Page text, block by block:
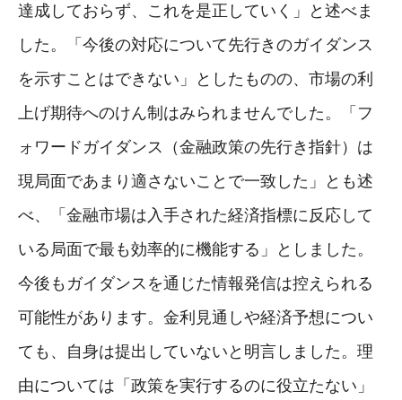
達成しておらず、これを是正していく」と述べま
した。「今後の対応について先行きのガイダンス
を示すことはできない」としたものの、市場の利
上げ期待へのけん制はみられませんでした。「フ
ォワードガイダンス（金融政策の先行き指針）は
現局面であまり適さないことで一致した」とも述
べ、「金融市場は入手された経済指標に反応して
いる局面で最も効率的に機能する」としました。
今後もガイダンスを通じた情報発信は控えられる
可能性があります。金利見通しや経済予想につい
ても、自身は提出していないと明言しました。理
由については「政策を実行するのに役立たない」